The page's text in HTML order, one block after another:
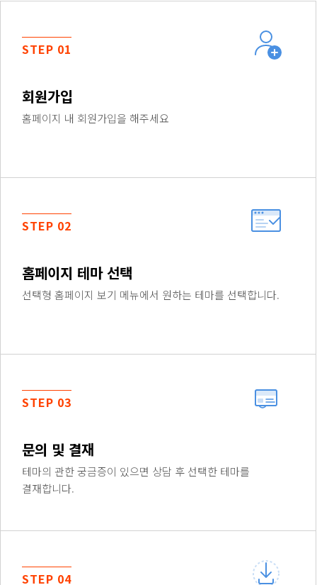
STEP 01
회원가입
홈페이지 내 회원가입을 해주세요
STEP 02
홈페이지 테마 선택
선택형 홈페이지 보기 메뉴에서 원하는 테마를 선택합니다.
STEP 03
문의 및 결재
테마의 관한 궁금증이 있으면 상담 후 선택한 테마를
결재합니다.
STEP 04